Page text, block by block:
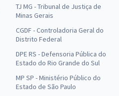
TJ MG - Tribunal de Justiça de
Minas Gerais
CGDF - Controladoria Geral do
Distrito Federal
DPE RS - Defensoria Pública do
Estado do Rio Grande do Sul
MP SP - Ministério Público do
Estado de São Paulo